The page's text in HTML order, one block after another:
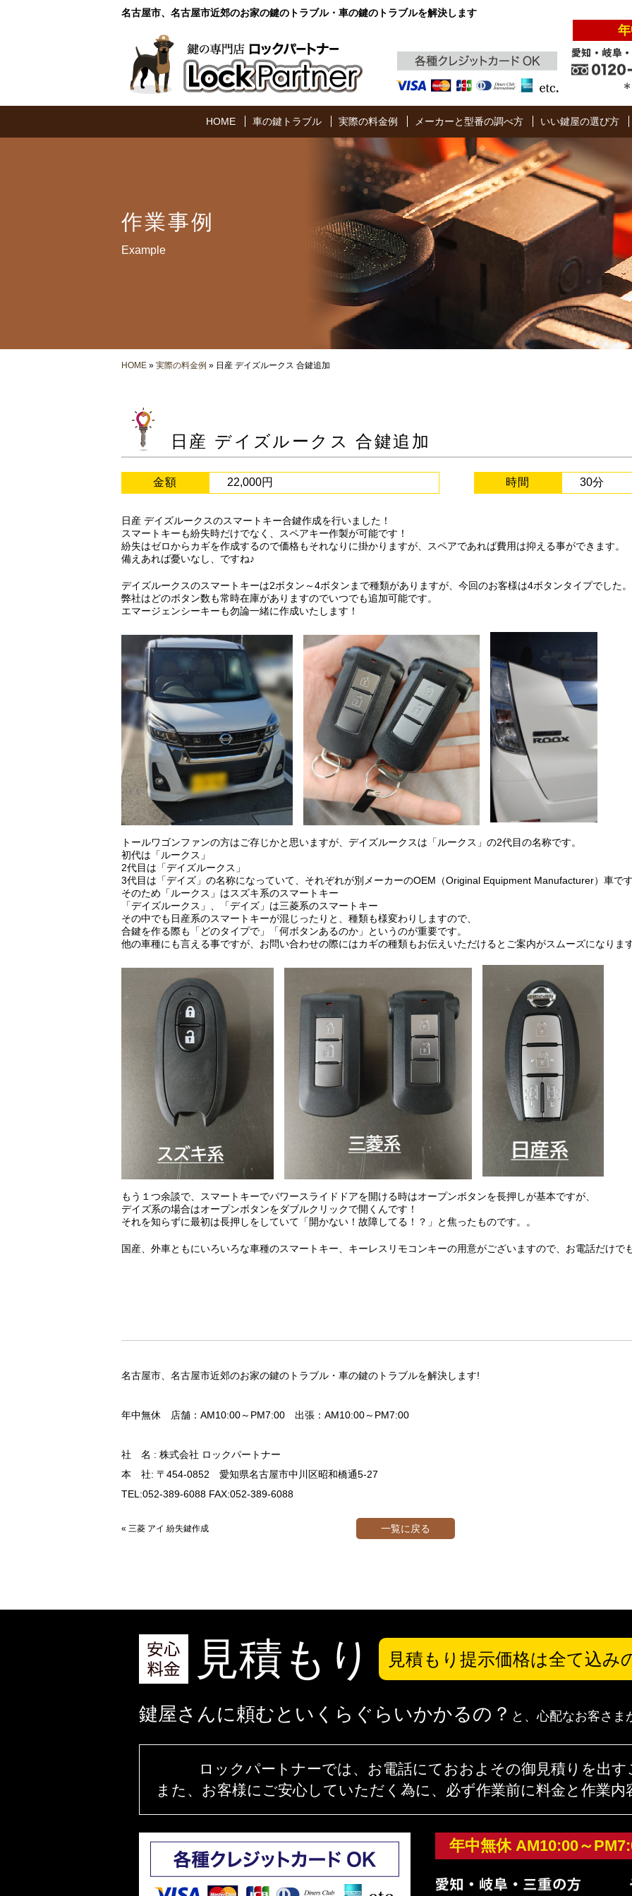
名古屋市、名古屋市近郊のお家の鍵のトラブル・車の鍵のトラブルを解決します
HOME 車の鍵トラブル 実際の料金例 メーカーと型番の調べ方 いい鍵屋の選び方
作業事例
Example
HOME » 実際の料金例 » 日産 デイズルークス 合鍵追加
日産 デイズルークス 合鍵追加
金額 22,000円 時間 30分
日産 デイズルークスのスマートキー合鍵作成を行いました！
スマートキーも紛失時だけでなく、スペアキー作製が可能です！
紛失はゼロからカギを作成するので価格もそれなりに掛かりますが、スペアであれば費用は抑える事ができます。
備えあれば憂いなし、ですね♪
デイズルークスのスマートキーは2ボタン～4ボタンまで種類がありますが、今回のお客様は4ボタンタイプでした。
弊社はどのボタン数も常時在庫がありますのでいつでも追加可能です。
エマージェンシーキーも勿論一緒に作成いたします！
トールワゴンファンの方はご存じかと思いますが、デイズルークスは「ルークス」の2代目の名称です。
初代は「ルークス」
2代目は「デイズルークス」
3代目は「デイズ」の名称になっていて、それぞれが別メーカーのOEM（Original Equipment Manufacturer）車です
そのため「ルークス」はスズキ系のスマートキー
「デイズルークス」、「デイズ」は三菱系のスマートキー
その中でも日産系のスマートキーが混じったりと、種類も様変わりしますので、
合鍵を作る際も「どのタイプで」「何ボタンあるのか」というのが重要です。
他の車種にも言える事ですが、お問い合わせの際にはカギの種類もお伝えいただけるとご案内がスムーズになりま
もう１つ余談で、スマートキーでパワースライドドアを開ける時はオープンボタンを長押しが基本ですが、
デイズ系の場合はオープンボタンをダブルクリックで開くんです！
それを知らずに最初は長押しをしていて「開かない！故障してる！？」と焦ったものです。。
国産、外車ともにいろいろな車種のスマートキー、キーレスリモコンキーの用意がございますので、お電話だけで
名古屋市、名古屋市近郊のお家の鍵のトラブル・車の鍵のトラブルを解決します!
年中無休 店舗：AM10:00～PM7:00 出張：AM10:00～PM7:00
社 名 : 株式会社 ロックパートナー
本 社: 〒454-0852 愛知県名古屋市中川区昭和橋通5-27
TEL:052-389-6088 FAX:052-389-6088
« 三菱 アイ 紛失鍵作成 一覧に戻る
見積もり 見積もり提示価格は全て込み
鍵屋さんに頼むといくらぐらいかかるの？ と、心配なお客さま
ロックパートナーでは、お電話にておおよその御見積りを出す
また、お客様にご安心していただく為に、必ず作業前に料金と作業内
年中無休 AM10:00～